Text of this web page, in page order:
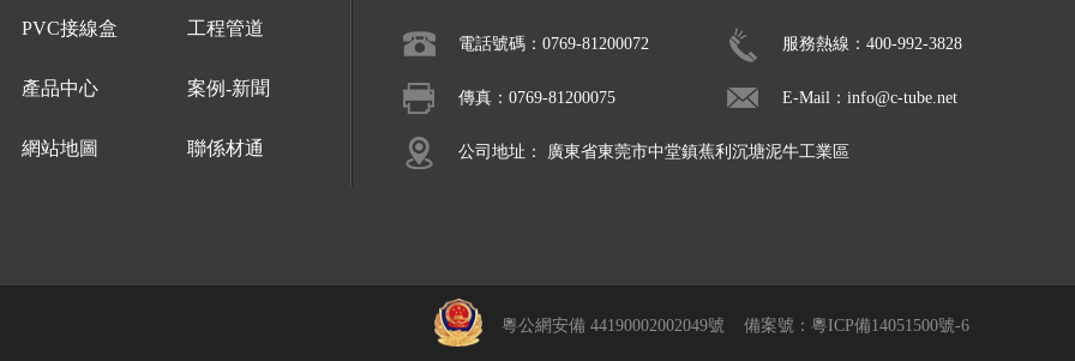
PVC接線盒 工程管道
產品中心 案例-新聞
網站地圖 聯係材通
電話號碼：0769-81200072 服務熱線：400-992-3828
傳真：0769-81200075 E-Mail：info@c-tube.net
公司地址： 廣東省東莞市中堂鎮蕉利沉塘泥牛工業區
粵公網安備 44190002002049號 備案號：粵ICP備14051500號-6